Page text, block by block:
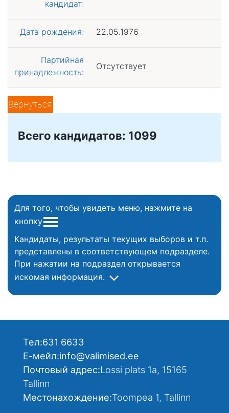
кандидат:
Дата рождения: 22.05.1976
Партийная
принадлежность:
Отсутствует
Вернуться
Всего кандидатов: 1099
Для того, чтобы увидеть меню, нажмите на
кнопку
Кандидаты, результаты текущих выборов и т.п.
представлены в соответствующем подразделе.
При нажатии на подраздел открывается
искомая информация.
Тел:631 6633
Е-мейл:info@valimised.ee
Почтовый адрес:Lossi plats 1a, 15165
Tallinn
Местонахождение:Toompea 1, Tallinn